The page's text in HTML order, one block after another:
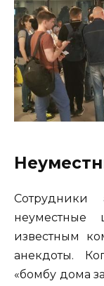
Сотрудники
известным
анекдоты.
«бомбу дома